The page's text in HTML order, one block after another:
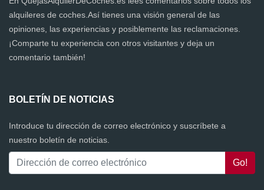
alquileres de coches.Así tienes una visión general de las
opiniones, las experiencias y posiblemente las reclamaciones.
¡Comparte tu experiencia con otros visitantes y deja un
comentario también!
BOLETÍN DE NOTICIAS
Introduce tu dirección de correo electrónico y suscríbete a
nuestro boletín de noticias.